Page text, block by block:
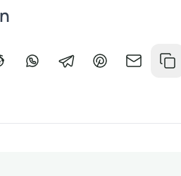
teilenteilen
Reddit teilen
Auf WhatsApp teilen
Auf Telegram teilen
Auf Pinterest
Per E-